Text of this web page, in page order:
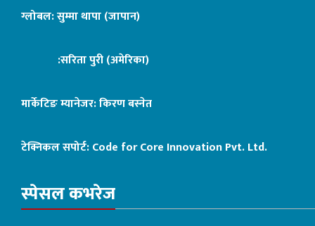
ग्लोबल: सुम्मा थापा (जापान)
:सरिता पुरी (अमेरिका)
मार्केटिङ म्यानेजर: किरण बस्नेत
टेक्निकल सपोर्ट:Code for Core Innovation Pvt. Ltd.
स्पेसल कभरेज